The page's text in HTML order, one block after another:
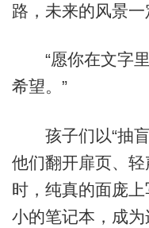
路，未来的风景一
“愿你在文字里
希望。”
孩子们以“抽盲
他们翻开扉页、
时，纯真的面庞
小的笔记本，成为